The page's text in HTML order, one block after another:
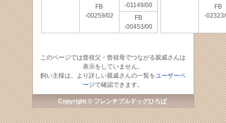
FB
-00259/02
-01149/00
FB
-00453/00
FB
-
このページでは曾祖父・曾祖母でつながる親戚さんは
表示をしていません。
飼い主様は、より詳しい親戚さんの一覧をユーザーペ
ージで確認できます。
Copyright © フレンチブルドッグひろば